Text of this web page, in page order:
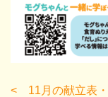
11月の献立表